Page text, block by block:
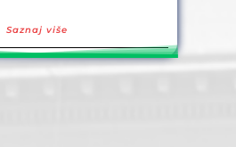
Saznaj više